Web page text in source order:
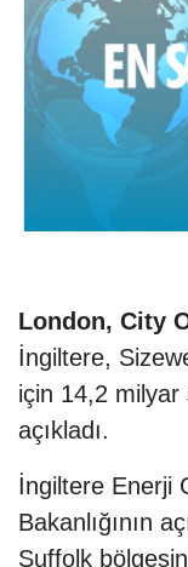
London, City
İngiltere,
için 14,2 milyar
açıkladı.
İngiltere Enerji
Bakanlığının
Suffolk